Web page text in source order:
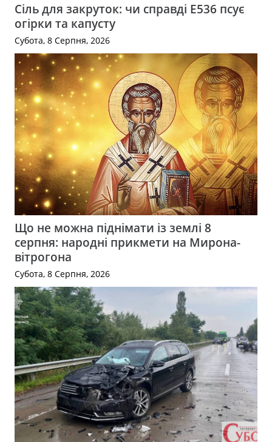
Сіль для закруток: чи справді Е536 псує
огірки та капусту
Субота, 8 Серпня, 2026
Що не можна піднімати із землі 8
серпня: народні прикмети на Мирона-
вітрогона
Субота, 8 Серпня, 2026